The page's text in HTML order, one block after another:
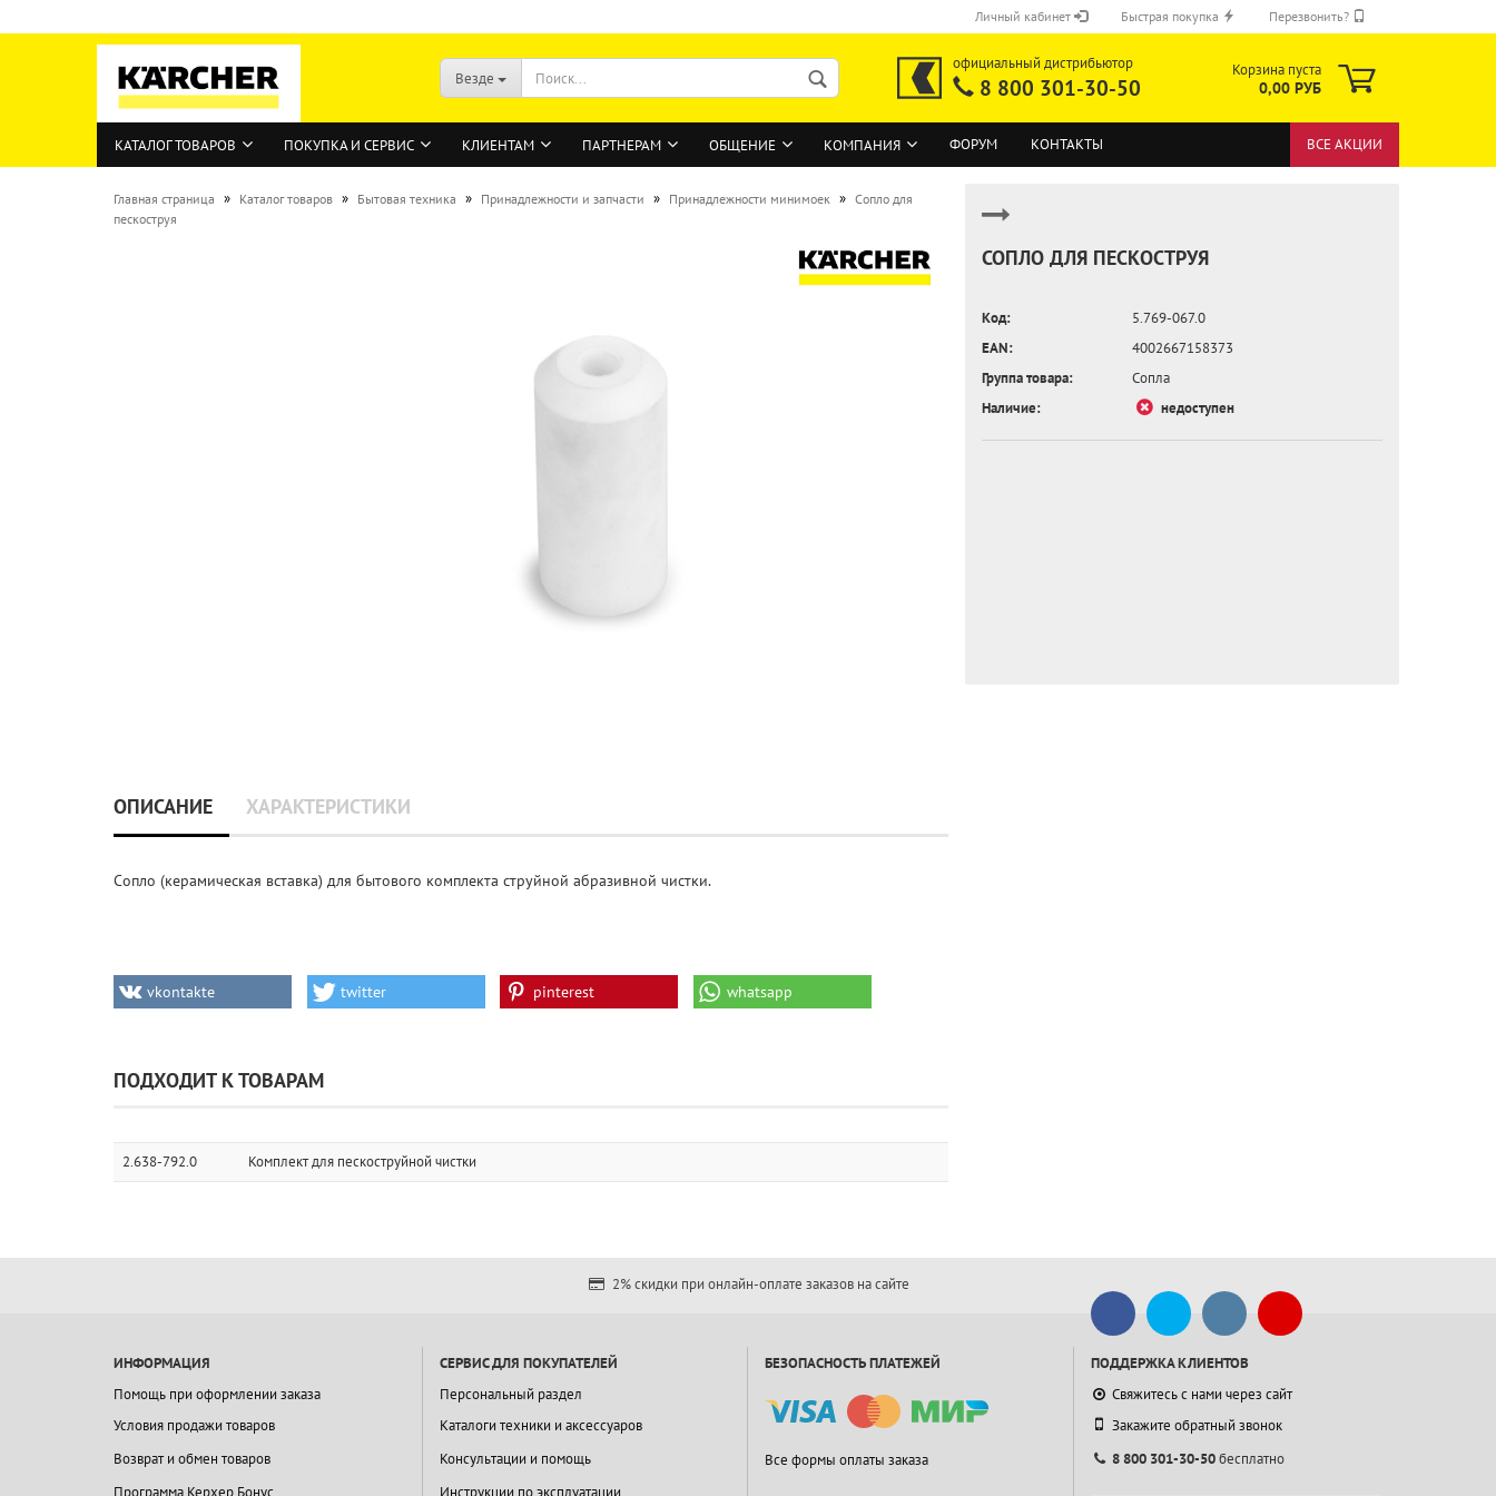
Личный кабинет
ВОЙТИ
Быстрая покупка Перезвонить?
Везде
официальный дистрибьютор
8 800 301-30-50
Корзина пуста
0,00 РУБ
КАТАЛОГ ТОВАРОВ ПОКУПКА И СЕРВИС КЛИЕНТАМ ПАРТНЕРАМ ОБЩЕНИЕ КОМПАНИЯ ФОРУМ КОНТАКТЫ ВСЕ АКЦИИ
Главная страница » Каталог товаров » Бытовая техника » Принадлежности и запчасти » Принадлежности минимоек » Сопло для
пескоструя
СОПЛО ДЛЯ ПЕСКОСТРУЯ
Код:
5.769-067.0
EAN:
4002667158373
Группа товара:
Сопла
Наличие:
недоступен
ОПИСАНИЕ ХАРАКТЕРИСТИКИ
Сопло (керамическая вставка) для бытового комплекта струйной абразивной чистки.
vkontakte twitter pinterest whatsapp
ПОДХОДИТ К ТОВАРАМ
2.638-792.0 Комплект для пескоструйной чистки
2% скидки при онлайн-оплате заказов на сайте
ИНФОРМАЦИЯ
Помощь при оформлении заказа
Условия продажи товаров
Возврат и обмен товаров
СЕРВИС ДЛЯ ПОКУПАТЕЛЕЙ
Персональный раздел
Каталоги техники и аксессуаров
Консультации и помощь
БЕЗОПАСНОСТЬ ПЛАТЕЖЕЙ
Все формы оплаты заказа
ПОДДЕРЖКА КЛИЕНТОВ
Свяжитесь с нами через сайт
Закажите обратный звонок
8 800 301-30-50бесплатно